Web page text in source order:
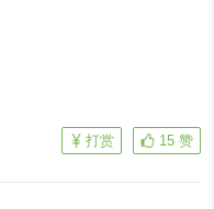
15 赞
打赏